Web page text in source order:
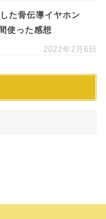
た骨伝導イヤホン
使った感想
2022年2月6日